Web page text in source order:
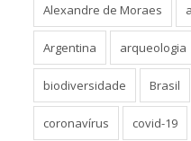
Alexandre de Moraes
Argentina arqueologia
biodiversidade Brasil
coronavírus covid-19